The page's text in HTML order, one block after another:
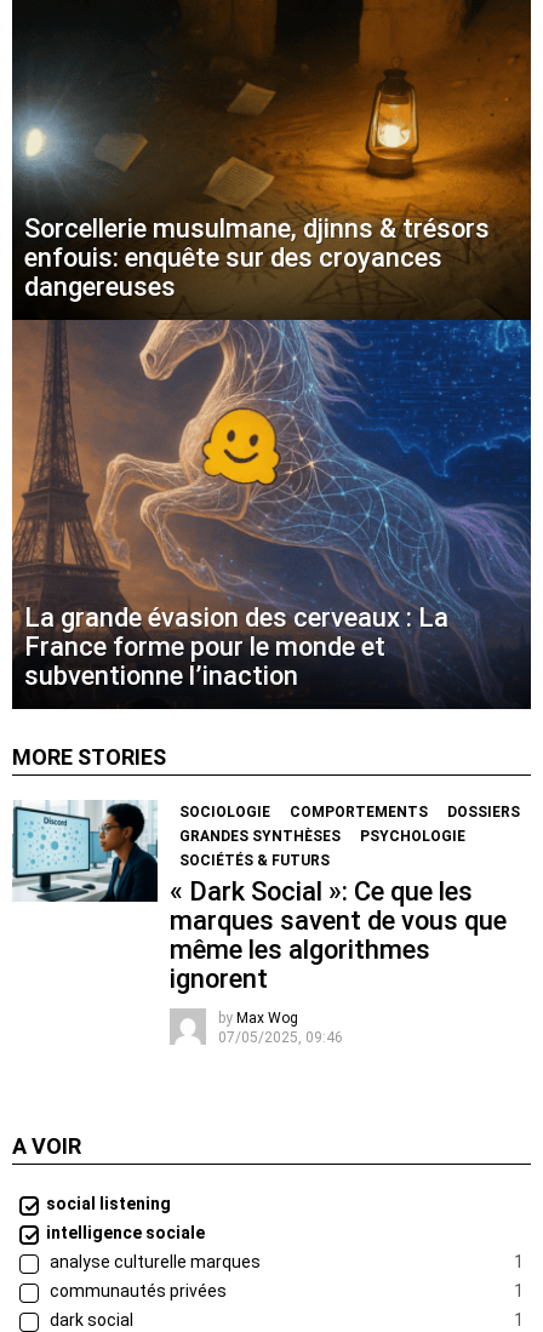
Sorcellerie musulmane, djinns & trésors
enfouis: enquête sur des croyances
dangereuses
La grande évasion des cerveaux : La
France forme pour le monde et
subventionne l’inaction
MORE STORIES
SOCIOLOGIE COMPORTEMENTS
DOSSIERS
GRANDES SYNTHÈSES
PSYCHOLOGIE
SOCIÉTÉS & FUTURS
« Dark Social »: Ce que les
marques savent de vous que
même les algorithmes
ignorent
by Max Wog
07/05/2025, 09:46
A VOIR
social listening
intelligence sociale
analyse culturelle marques
1
communautés privées
1
dark social
1